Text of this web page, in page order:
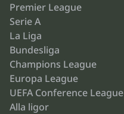
Premier League
Serie A
La Liga
Bundesliga
Champions League
Europa League
UEFA Conference League
Alla ligor